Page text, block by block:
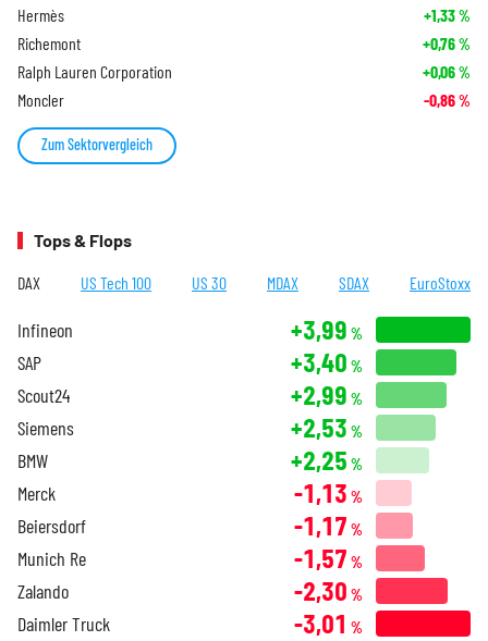
Hermès +1,33%
Richemont +0,76%
Ralph Lauren Corporation +0,06%
Moncler -0,86%
Zum Sektorvergleich
Tops & Flops
DAX US Tech 100 US 30 MDAX SDAX EuroStoxx
Infineon +3,99 %
SAP +3,40 %
Scout24 +2,99 %
Siemens +2,53 %
BMW +2,25 %
Merck -1,13 %
Beiersdorf -1,17 %
Munich Re -1,57 %
Zalando -2,30 %
Daimler Truck -3,01 %